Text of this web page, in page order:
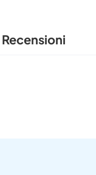
Recensioni